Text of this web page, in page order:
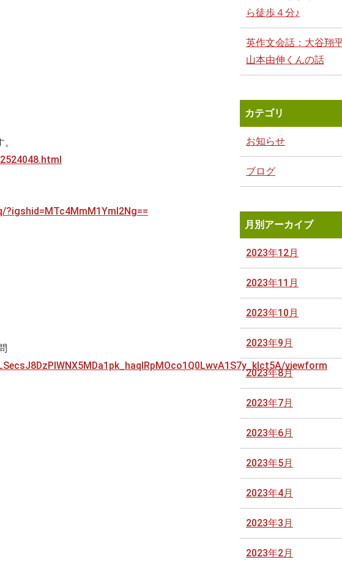
viewform
ら徒歩４分♪
英作文会話：大谷翔
山本由伸くんの話
カテゴリ
お知らせ
ブログ
月別アーカイブ
2023年12月
2023年11月
2023年10月
2023年9月
2023年8月
2023年7月
2023年6月
2023年5月
2023年4月
2023年3月
2023年2月